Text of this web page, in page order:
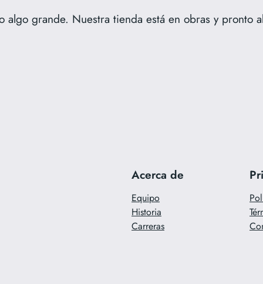
algo grande. Nuestra tienda está en obras y pronto
Acerca de
Equipo
Historia
Carreras